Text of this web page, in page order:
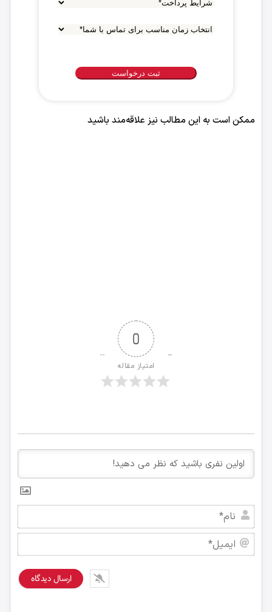
شرایط
پرداخت
انتخاب
مناسب
برای
شما*
ممکن است به این مطالب نیز علاقه‌مند باشید
0
امتیاز مقاله